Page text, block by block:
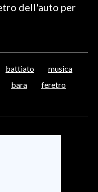
dell'auto per
battiato
musica
bara
feretro